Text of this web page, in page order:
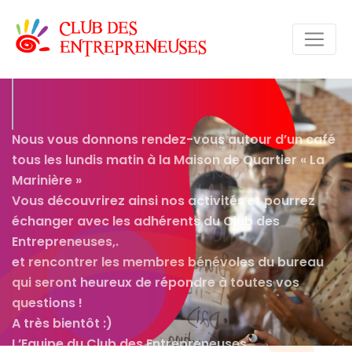
Ensemble, on va plus loin !
Nous vous donnons rendez-vous autour d’un café
tous les lundis matin à la Maison de Quartier « La
Marinière »
Vous découvrirez ainsi nos activités et pourrez
échanger avec les adhérents du Club des
Entrepreneuses,.
et rencontrer les membres bénévoles du bureau
qui seront heureux de répondre à toutes vos
questions !
A très bientôt :)
L’Equipe du Club des Entrepreneuses